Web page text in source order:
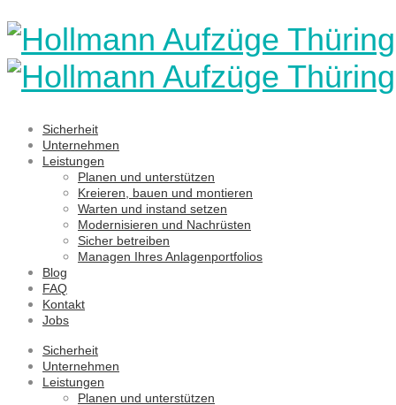
Sicherheit
Unternehmen
Leistungen
Planen und unterstützen
Kreieren, bauen und montieren
Warten und instand setzen
Modernisieren und Nachrüsten
Sicher betreiben
Managen Ihres Anlagenportfolios
Blog
FAQ
Kontakt
Jobs
Sicherheit
Unternehmen
Leistungen
Planen und unterstützen